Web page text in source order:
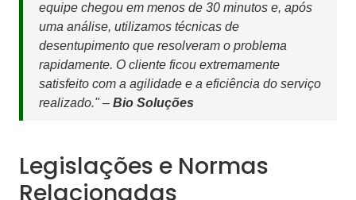
equipe chegou em menos de 30 minutos e, após
uma análise, utilizamos técnicas de
desentupimento que resolveram o problema
rapidamente. O cliente ficou extremamente
satisfeito com a agilidade e a eficiência do serviço
realizado." – Bio Soluções
Legislações e Normas
Relacionadas